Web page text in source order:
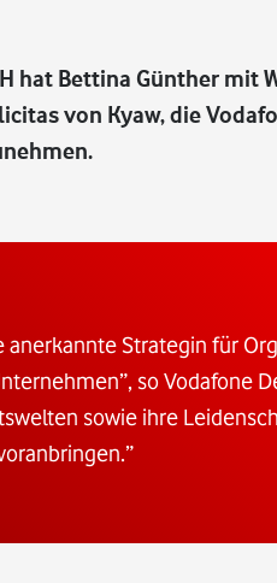
hat Bettina Günther mit
von Kyaw, die
anerkannte Strategin für
so Vodafone
sowie ihre